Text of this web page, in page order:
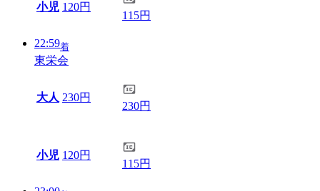
小児 120円
115円
22:59着
東栄会
大人 230円
230円
小児 120円
115円